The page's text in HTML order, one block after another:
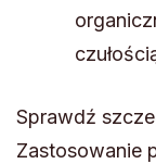
Sprawdź
Zastosowanie